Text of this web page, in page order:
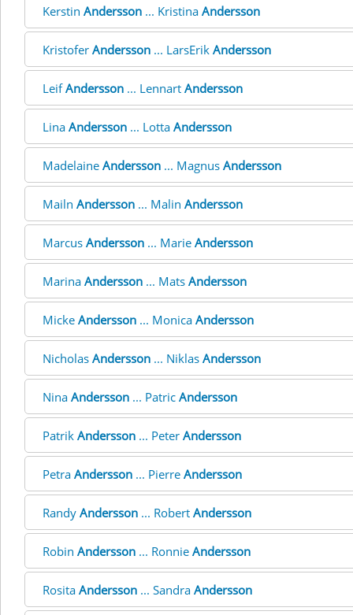
Kerstin Andersson ... Kristina Andersson
Kristofer Andersson ... LarsErik Andersson
LeifAndersson ... Lennart Andersson
Lina Andersson ... Lotta Andersson
Madelaine Andersson ... Magnus Andersson
Mailn Andersson ... Malin Andersson
Marcus Andersson ... Marie Andersson
Marina Andersson ... Mats Andersson
Micke Andersson ... Monica Andersson
Nicholas Andersson ... Niklas Andersson
Nina Andersson ... Patric Andersson
Patrik Andersson ... Peter Andersson
Petra Andersson ... Pierre Andersson
Randy Andersson ... Robert Andersson
Robin Andersson ... Ronnie Andersson
Rosita Andersson ... Sandra Andersson